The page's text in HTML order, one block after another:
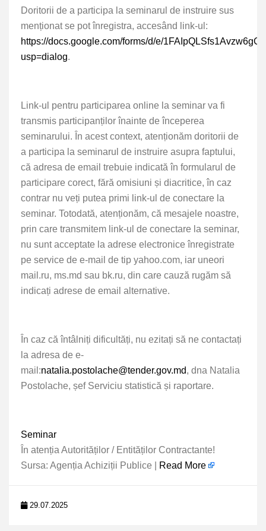
Doritorii de a participa la seminarul de instruire sus
menționat se pot înregistra, accesând link-ul:
https://docs.google.com/forms/d/e/
usp=dialog.
Link-ul pentru participarea online la seminar va fi
transmis participanților înainte de începerea
seminarului. În acest context, atenționăm doritorii de
a participa la seminarul de instruire asupra faptului,
că adresa de email trebuie indicată în formularul de
participare corect, fără omisiuni și diacritice, în caz
contrar nu veți putea primi link-ul de conectare la
seminar. Totodată, atenționăm, că mesajele noastre,
prin care transmitem link-ul de conectare la seminar,
nu sunt acceptate la adrese electronice înregistrate
pe service de e-mail de tip yahoo.com, iar uneori
mail.ru, ms.md sau bk.ru, din care cauză rugăm să
indicați adrese de email alternative.
În caz că întâlniți dificultăți, nu ezitați să ne contactați
la adresa de e-
mail:natalia.postolache@tender.gov.md, dna Natalia
Postolache, șef Serviciu statistică și raportare.
Seminar
În atenția Autorităților / Entităților Contractante!
Sursa: Agenția Achiziții Publice |
Read More
29.07.2025